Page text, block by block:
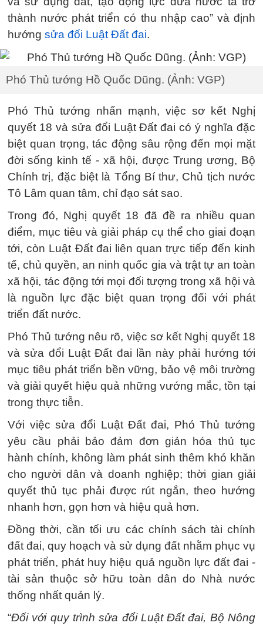
thành nước phát triển có thu nhập cao” và định
hướng sửa đổi Luật Đất đai.
Phó Thủ tướng Hồ Quốc Dũng. (Ảnh: VGP)
Phó Thủ tướng nhấn mạnh, việc sơ kết Nghị
quyết 18 và sửa đổi Luật Đất đai có ý nghĩa đặc
biệt quan trọng, tác động sâu rộng đến mọi mặt
đời sống kinh tế - xã hội, được Trung ương, Bộ
Chính trị, đặc biệt là Tổng Bí thư, Chủ tịch nước
Tô Lâm quan tâm, chỉ đạo sát sao.
Trong đó, Nghị quyết 18 đã đề ra nhiều quan
điểm, mục tiêu và giải pháp cụ thể cho giai đoạn
tới, còn Luật Đất đai liên quan trực tiếp đến kinh
tế, chủ quyền, an ninh quốc gia và trật tự an toàn
xã hội, tác động tới mọi đối tượng trong xã hội và
là nguồn lực đặc biệt quan trọng đối với phát
triển đất nước.
Phó Thủ tướng nêu rõ, việc sơ kết Nghị quyết 18
và sửa đổi Luật Đất đai lần này phải hướng tới
mục tiêu phát triển bền vững, bảo vệ môi trường
và giải quyết hiệu quả những vướng mắc, tồn tại
trong thực tiễn.
Với việc sửa đổi Luật Đất đai, Phó Thủ tướng
yêu cầu phải bảo đảm đơn giản hóa thủ tục
hành chính, không làm phát sinh thêm khó khăn
cho người dân và doanh nghiệp; thời gian giải
quyết thủ tục phải được rút ngắn, theo hướng
nhanh hơn, gọn hơn và hiệu quả hơn.
Đồng thời, cần tối ưu các chính sách tài chính
đất đai, quy hoạch và sử dụng đất nhằm phục vụ
phát triển, phát huy hiệu quả nguồn lực đất đai -
tài sản thuộc sở hữu toàn dân do Nhà nước
thống nhất quản lý.
“Đối với quy trình sửa đổi Luật Đất đai, Bộ Nông